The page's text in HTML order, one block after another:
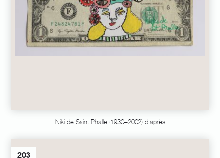
Niki de Saint Phalle (1930–2002) d'après
203